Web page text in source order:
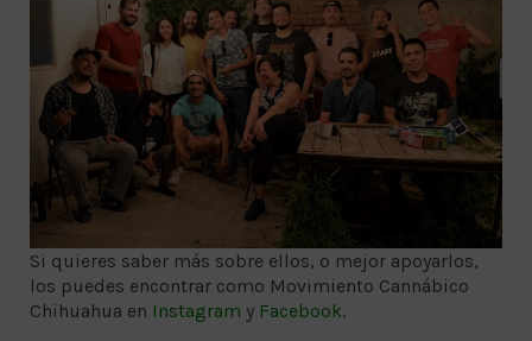
Si quieres saber más sobre ellos, o mejor apoyarlos,
los puedes encontrar como Movimiento Cannábico
Chihuahua en Instagram y Facebook.